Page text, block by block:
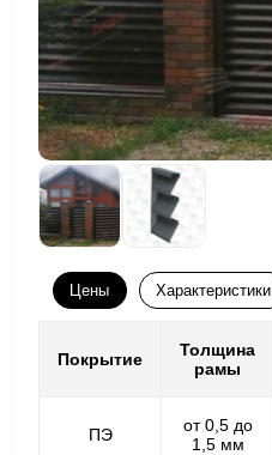
Цены Характеристики
Покрытие
Толщина
рамы
ПЭ
от 0,5 до
1,5 мм